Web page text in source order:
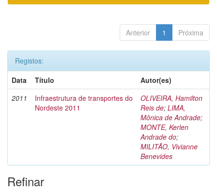
Anterior 1 Próxima
Registos:
Data
Título
Autor(es)
2011
Infraestrutura de transportes do
Nordeste 2011
OLIVEIRA, Hamilton
Reis de; LIMA,
Mônica de Andrade;
MONTE, Kerlen
Andrade do;
MILITÃO, Vivianne
Benevides
Refinar